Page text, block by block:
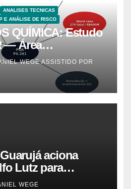
ANALISES TECNICAS
E ANÁLISE DE RISCO
QUÍMICA: Estudo
— Área
Prioridade A em
P4.261)
WEGE ASSISTIDO POR
aciona
Lutz para
da virose em
WEGE